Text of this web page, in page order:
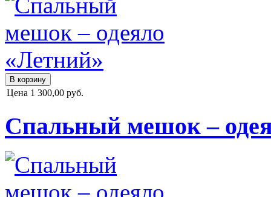
Цена 1 300,00 руб.
Спальный мешок –